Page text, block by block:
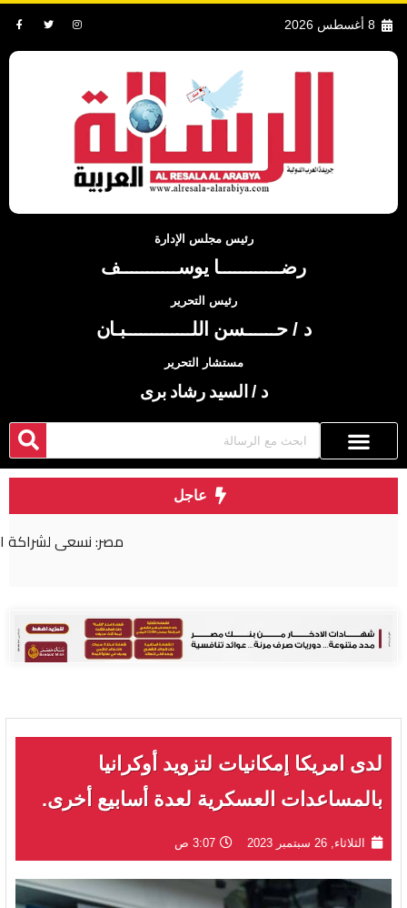
8 أغسطس 2026
رئيس مجلس الإدارة
رضــــــــــــا يوســـــــــــف
رئيس التحرير
د / حــــــسن اللـــــــــــــبـان
مستشار التحرير
د / السيد رشاد برى
عاجل
مصر: نسعى لشراكة اقتصادية أكثر عمقا مع روسيا
لدى امريكا إمكانيات لتزويد أوكرانيا
بالمساعدات العسكرية لعدة أسابيع أخرى.
الثلاثاء, 26 سبتمبر 2023 3:07 ص